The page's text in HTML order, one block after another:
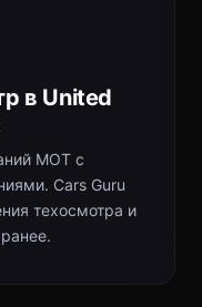
в United
MOT с
Cars Guru
техосмотра и